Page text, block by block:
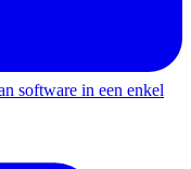
software in een enkel